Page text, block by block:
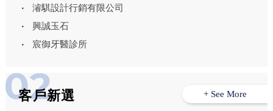
濬騏設計行銷有限公司
興誠玉石
宸御牙醫診所
客戶新選 + See More